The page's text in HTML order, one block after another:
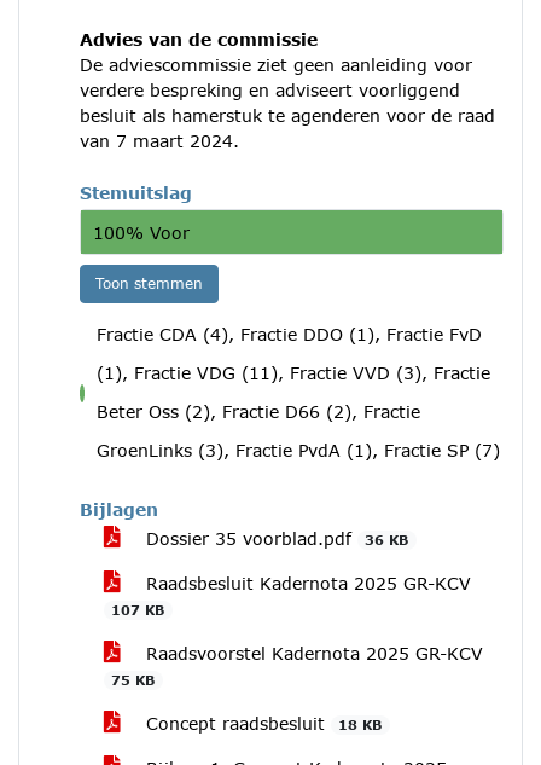
Advies van de commissie
De adviescommissie ziet geen aanleiding voor
verdere bespreking en adviseert voorliggend
besluit als hamerstuk te agenderen voor de raad
van 7 maart 2024.
Stemuitslag
100% Voor
Toon stemmen
voor
Fractie CDA (4), Fractie DDO (1), Fractie FvD
(1), Fractie VDG (11), Fractie VVD (3), Fractie
Beter Oss (2), Fractie D66 (2), Fractie
GroenLinks (3), Fractie PvdA (1), Fractie SP (7)
Bijlagen
Dossier 35 voorblad.pdf
36 KB
Raadsbesluit Kadernota 2025 GR-KCV
107 KB
Raadsvoorstel Kadernota 2025 GR-KCV
75 KB
Concept raadsbesluit 18 KB